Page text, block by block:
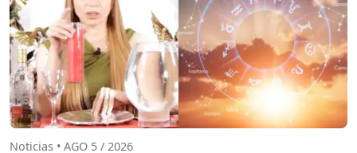
Noticias • AGO 5 / 2026